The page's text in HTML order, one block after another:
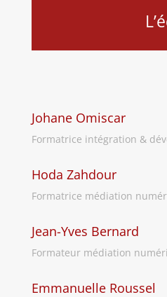
Johane Omiscar
Formatrice intégration &
Hoda Zahdour
Formatrice médiation
Jean-Yves Bernard
Formateur médiation
Emmanuelle Roussel